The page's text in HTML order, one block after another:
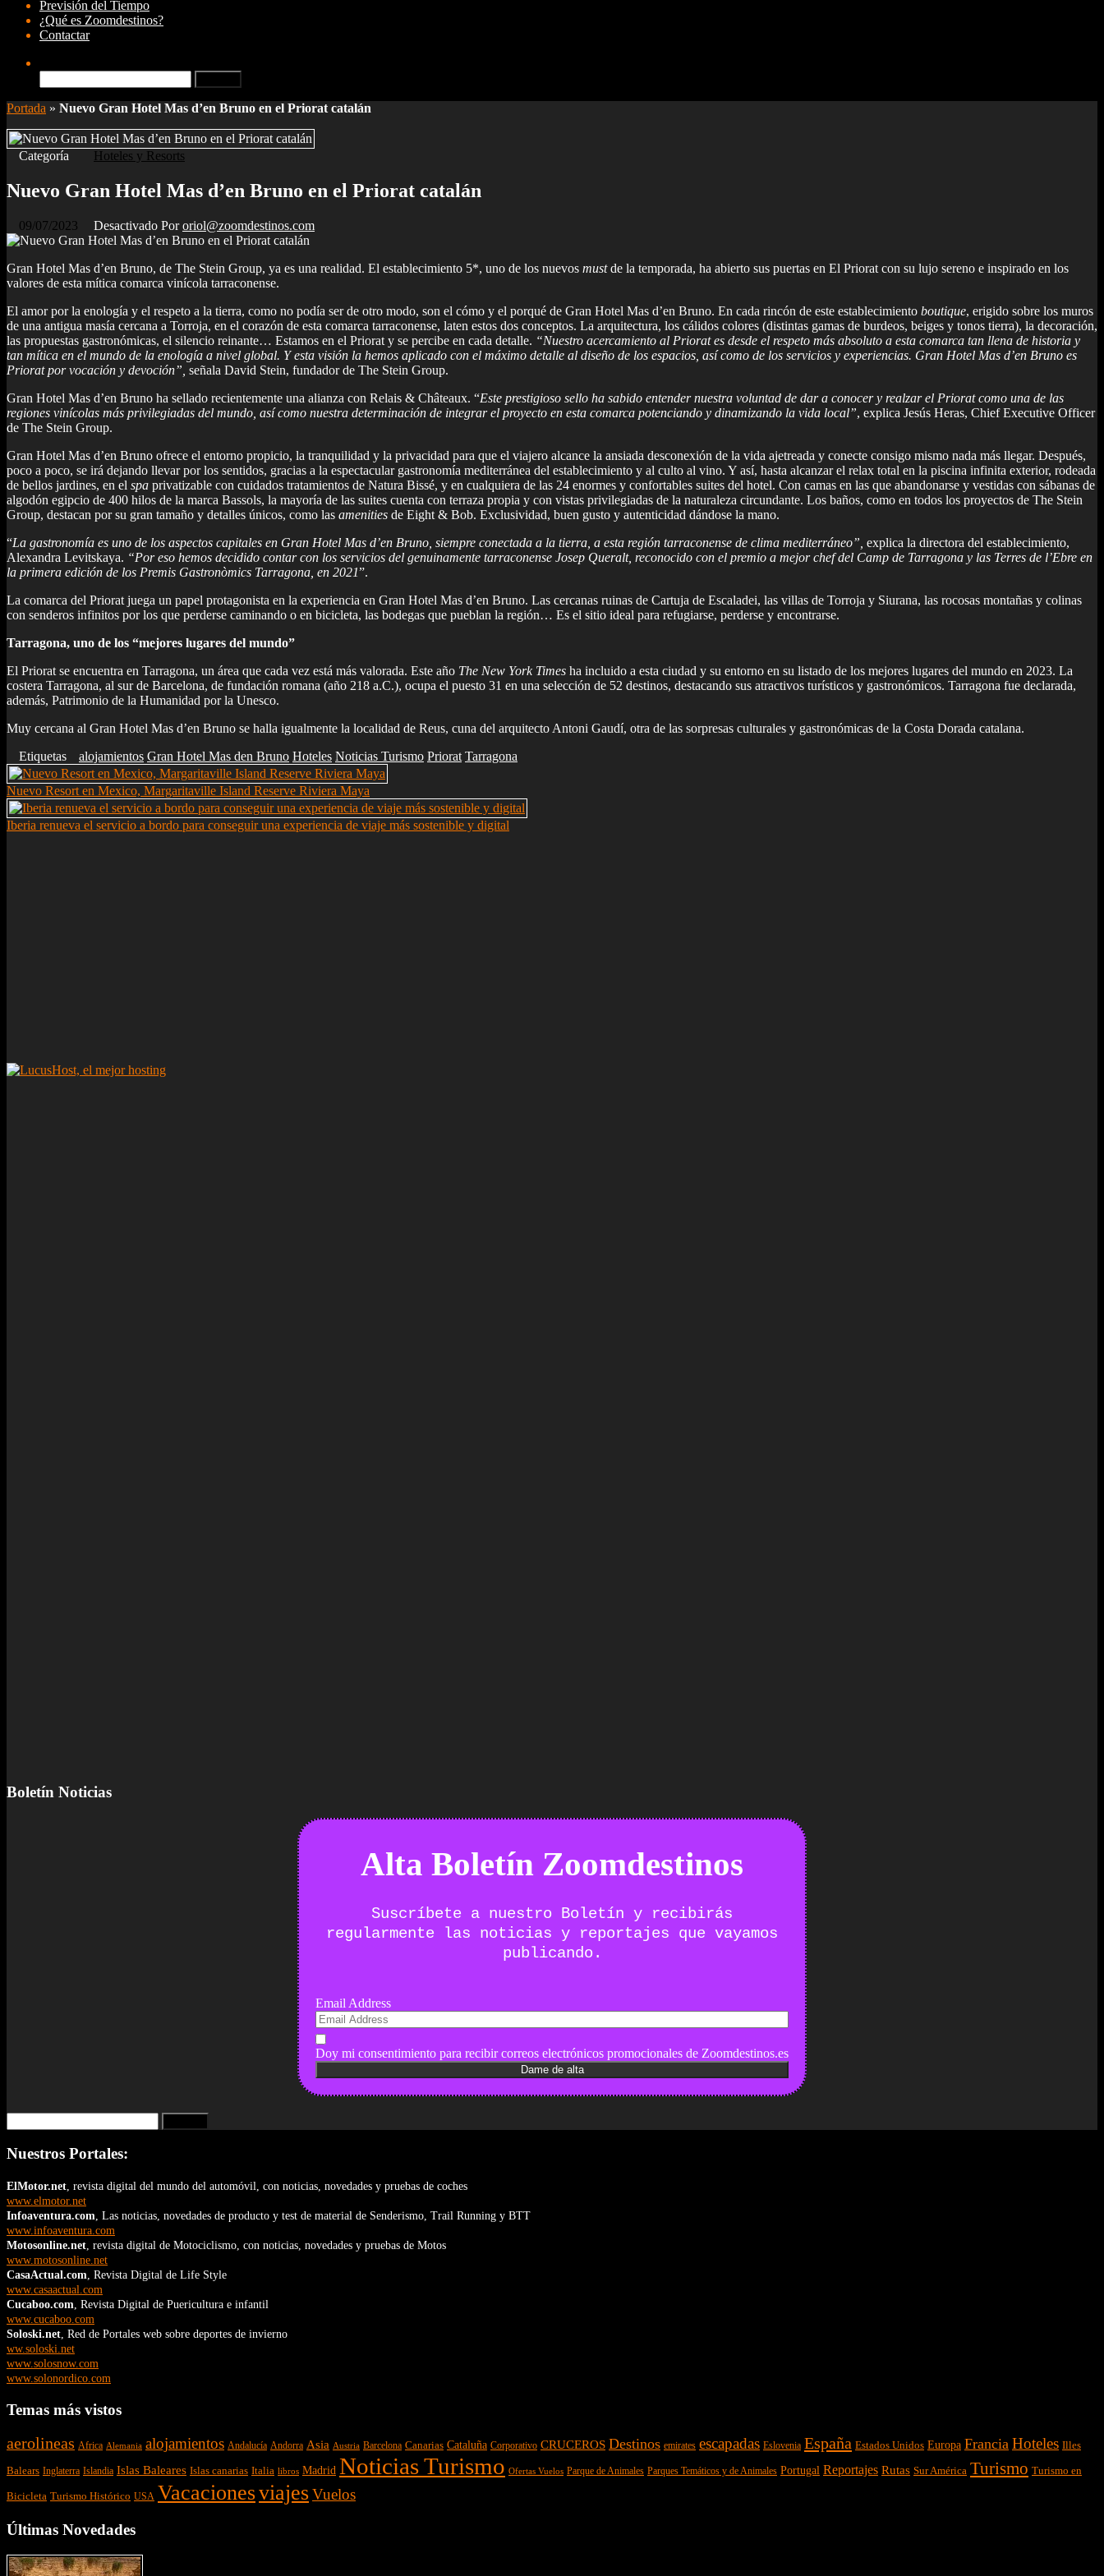
Previsión del Tiempo
¿Qué es Zoomdestinos?
Contactar
Portada » Nuevo Gran Hotel Mas d’en Bruno en el Priorat catalán
Categoría Hoteles y Resorts
Nuevo Gran Hotel Mas d’en Bruno en el Priorat catalán
09/07/2023 Desactivado Por oriol@zoomdestinos.com
Gran Hotel Mas d’en Bruno, de The Stein Group, ya es una realidad. El establecimiento 5*, uno de los nuevos mustde la temporada, ha abierto sus puertas en El Priorat con su lujo sereno e inspirado en los
valores de esta mítica comarca vinícola tarraconense.
El amor por la enología y el respeto a la tierra, como no podía ser de otro modo, son el cómo y el porqué de Gran Hotel Mas d’en Bruno. En cada rincón de este establecimiento boutique, erigido sobre los muros
de una antigua masía cercana a Torroja, en el corazón de esta comarca tarraconense, laten estos dos conceptos. La arquitectura, los cálidos colores (distintas gamas de burdeos, beiges y tonos tierra), la decoración,
las propuestas gastronómicas, el silencio reinante… Estamos en el Priorat y se percibe en cada detalle. “Nuestro acercamiento al Priorat es desde el respeto más absoluto a esta comarca tan llena de historia y
tan mítica en el mundo de la enología a nivel global. Y esta visión la hemos aplicado con el máximo detalle al diseño de los espacios, así como de los servicios y experiencias. Gran Hotel Mas d’en Bruno es
Priorat por vocación y devoción”, señala David Stein, fundador de The Stein Group.
Gran Hotel Mas d’en Bruno ha sellado recientemente una alianza con Relais & Châteaux. “Este prestigioso sello ha sabido entender nuestra voluntad de dar a conocer y realzar el Priorat como una de las
regiones vinícolas más privilegiadas del mundo, así como nuestra determinación de integrar el proyecto en esta comarca potenciando y dinamizando la vida local”, explica Jesús Heras, Chief Executive Officer
de The Stein Group.
Gran Hotel Mas d’en Bruno ofrece el entorno propicio, la tranquilidad y la privacidad para que el viajero alcance la ansiada desconexión de la vida ajetreada y conecte consigo mismo nada más llegar. Después,
poco a poco, se irá dejando llevar por los sentidos, gracias a la espectacular gastronomía mediterránea del establecimiento y al culto al vino. Y así, hasta alcanzar el relax total en la piscina infinita exterior, rodeada
de bellos jardines, en el spa privatizable con cuidados tratamientos de Natura Bissé, y en cualquiera de las 24 enormes y confortables suites del hotel. Con camas en las que abandonarse y vestidas con sábanas de
algodón egipcio de 400 hilos de la marca Bassols, la mayoría de las suites cuenta con terraza propia y con vistas privilegiadas de la naturaleza circundante. Los baños, como en todos los proyectos de The Stein
Group, destacan por su gran tamaño y detalles únicos, como las amenities de Eight & Bob. Exclusividad, buen gusto y autenticidad dándose la mano.
“La gastronomía es uno de los aspectos capitales en Gran Hotel Mas d’en Bruno, siempre conectada a la tierra, a esta región tarraconense de clima mediterráneo”, explica la directora del establecimiento,
Alexandra Levitskaya. “Por eso hemos decidido contar con los servicios del genuinamente tarraconense Josep Queralt, reconocido con el premio a mejor chef del Camp de Tarragona y las Terres de l’Ebre en
la primera edición de los Premis Gastronòmics Tarragona, en 2021”.
La comarca del Priorat juega un papel protagonista en la experiencia en Gran Hotel Mas d’en Bruno. Las cercanas ruinas de Cartuja de Escaladei, las villas de Torroja y Siurana, las rocosas montañas y colinas
con senderos infinitos por los que perderse caminando o en bicicleta, las bodegas que pueblan la región… Es el sitio ideal para refugiarse, perderse y encontrarse.
Tarragona, uno de los “mejores lugares del mundo”
El Priorat se encuentra en Tarragona, un área que cada vez está más valorada. Este año The New York Times ha incluido a esta ciudad y su entorno en su listado de los mejores lugares del mundo en 2023. La
costera Tarragona, al sur de Barcelona, de fundación romana (año 218 a.C.), ocupa el puesto 31 en una selección de 52 destinos, destacando sus atractivos turísticos y gastronómicos. Tarragona fue declarada,
además, Patrimonio de la Humanidad por la Unesco.
Muy cercana al Gran Hotel Mas d’en Bruno se halla igualmente la localidad de Reus, cuna del arquitecto Antoni Gaudí, otra de las sorpresas culturales y gastronómicas de la Costa Dorada catalana.
Etiquetas
alojamientos Gran Hotel Mas den Bruno Hoteles Noticias Turismo Priorat Tarragona
Nuevo Resort en Mexico, Margaritaville Island Reserve Riviera Maya
Iberia renueva el servicio a bordo para conseguir una experiencia de viaje más sostenible y digital
Boletín Noticias
Alta Boletín Zoomdestinos
Suscríbete a nuestro Boletín y recibirás
regularmente las noticias y reportajes que vayamos
publicando.
Email Address
Doy mi consentimiento para recibir correos electrónicos promocionales de Zoomdestinos.es
Nuestros Portales:
ElMotor.net , revista digital del mundo del automóvil, con noticias, novedades y pruebas de coches
www.elmotor.net
Infoaventura.com , Las noticias, novedades de producto y test de material de Senderismo, Trail Running y BTT
www.infoaventura.com
Motosonline.net , revista digital de Motociclismo, con noticias, novedades y pruebas de Motos
www.motosonline.net
CasaActual.com , Revista Digital de Life Style
www.casaactual.com
Cucaboo.com , Revista Digital de Puericultura e infantil
www.cucaboo.com
Soloski.net , Red de Portales web sobre deportes de invierno
ww.soloski.net
www.solosnow.com
www.solonordico.com
Temas más vistos
aerolineas Africa Alemania alojamientos Andalucía Andorra Asia Austria Barcelona Canarias Cataluña Corporativo CRUCEROS Destinos emirates escapadas Eslovenia España Estados Unidos Europa Francia Hoteles Illes
Balears Inglaterra Islandia Islas Baleares Islas canarias Italia libros Madrid Noticias Turismo Ofertas Vuelos Parque de Animales Parques Temáticos y de Animales Portugal Reportajes Rutas Sur América Turismo Turismo en
Bicicleta Turismo Histórico USA VacacionesviajesVuelos
Últimas Novedades